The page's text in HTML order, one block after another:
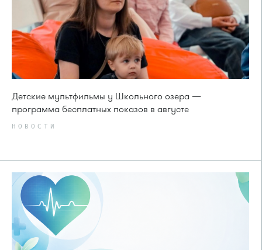
Детские мультфильмы у Школьного озера —
программа бесплатных показов в августе
НОВОСТИ